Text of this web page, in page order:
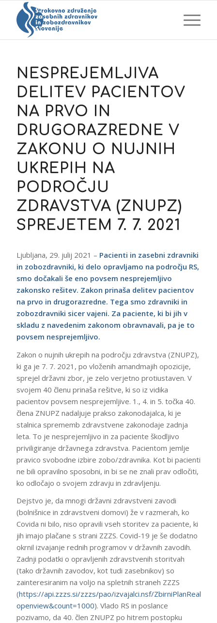
NESPREJEMLJIVA
DELITEV PACIENTOV
NA PRVO IN
DRUGORAZREDNE V
ZAKONU O NUJNIH
UKREPIH NA
PODROČJU
ZDRAVSTVA (ZNUPZ)
SPREJETEM 7. 7. 2021
Ljubljana, 29. julij 2021 – Pacienti in zasebni zdravniki
in zobozdravniki, ki delo opravljamo na področju RS,
smo dočakali še eno povsem nesprejemljivo
zakonsko rešitev. Zakon prinaša delitev pacientov
na prvo in drugorazredne. Tega smo zdravniki in
zobozdravniki sicer vajeni. Za paciente, ki bi jih v
skladu z navedenim zakonom obravnavali, pa je to
povsem nesprejemljivo.
Zakon o nujnih ukrepih na področju zdravstva (ZNUPZ),
ki ga je 7. 7. 2021, po vloženih amandmajih opozicije,
sprejel državni zbor, je zelo verjetno protiustaven. V
svojem 40 členu prinaša rešitve, ki so iz vidika
pacientov povsem nesprejemljive. 1., 4. in 5. točka 40.
člena ZNUPZ nadaljuje prakso zakonodajalca, ki je
stalnica sprememb zdravstvene zakonodaje zadnja
leta. To je nesprejemljivo in za paciente škodljivo
priviligiranje državnega zdravstva. Pacientom jemlje
pravico svobodne izbire zobo/zdravnika. Kot bi pacienti
ne bili opravilno sposobni, in bi se ne znali prav odločiti,
ko odločajo o svojem zdravju in zdravljenju.
Dejstvo je, da mnogi državni zdravstveni zavodi
(bolnišnice in zdravstveni domovi) že v razmerah, ko
Covida ni bilo, niso opravili vseh storitev za paciente, ki
jih imajo plačane s strani ZZZS. Covid-19 je še dodatno
okrnil izvajanje rednih programov v državnih zavodih.
Zadnji podatki o opravljenih zdravstvenih storitvah
(tako državnih zavodov, kot tudi zasebnikov) so
zainteresiranim na voljo na spletnih straneh ZZZS
(https://api.zzzs.si/zzzs/pao/izvajalci.nsf/
openview&count=1000). Vlado RS in poslance
pozivamo, da 40. člen ZNUPZ po hitrem postopku